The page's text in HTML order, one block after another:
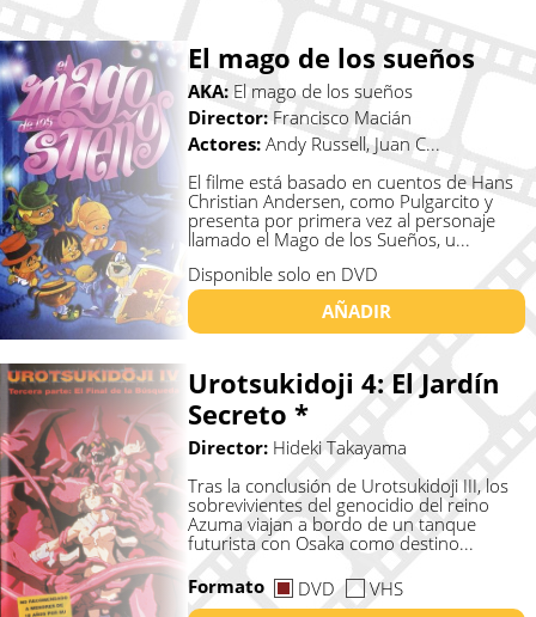
El mago de los sueños
AKA:El mago de los sueños
Director:Francisco Macián
Actores: Andy Russell, Juan C...
El filme está basado en cuentos de Hans
Christian Andersen, como Pulgarcito y
presenta por primera vez al personaje
llamado el Mago de los Sueños, u...
Disponible solo en DVD
AÑADIR
Urotsukidoji 4: El Jardí­n
Secreto *
Director: Hideki Takayama
Tras la conclusión de Urotsukidoji III, los
sobrevivientes del genocidio del reino
Azuma viajan a bordo de un tanque
futurista con Osaka como destino...
Formato
DVD
VHS